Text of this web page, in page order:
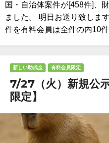
国・自治体案件が[458件]、
ました。 明日お送り致しま
件を有料会員は全件の内10
新しい助成金 有料会員限定
7/27（火）新規公
限定】